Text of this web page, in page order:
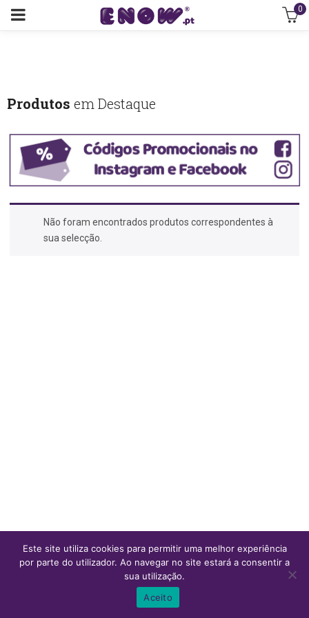
0
Ver Carrinho
Lista de desejos
Produtos em Destaque
Não foram encontrados produtos correspondentes à
sua selecção.
Este site utiliza cookies para permitir uma melhor experiência
por parte do utilizador. Ao navegar no site estará a consentir a
sua utilização.
Aceito